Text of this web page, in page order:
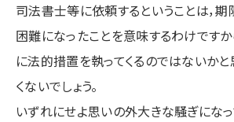
司法書士等に依頼するということは，
困難になったことを意味するわけですか
に法的措置を執ってくるのではないか
くないでしょう。
いずれにせよ思いの外大きな騒ぎにな